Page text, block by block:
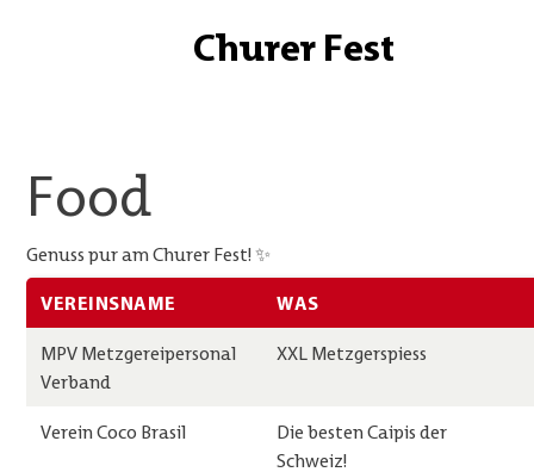
Churer Fest
Bändel
Wissenswertes
Sponsoren
Kontakt
Food
Genuss pur am Churer Fest! ✨
VEREINSNAME WAS
MPV Metzgereipersonal
Verband
XXL Metzgerspiess
Verein Coco Brasil
Die besten Caipis der
Schweiz!